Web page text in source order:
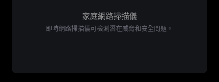
家庭網路掃描儀
即時網路掃描儀可檢測潛在威脅和安全問題。